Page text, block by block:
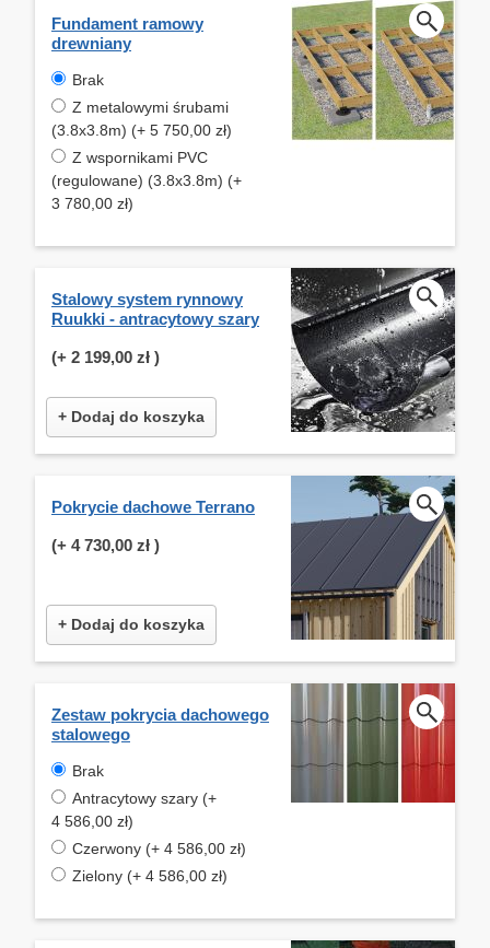
Fundament ramowy
drewniany
Brak
Z metalowymi śrubami
(3.8x3.8m) (+ 5 750,00 zł)
Z wspornikami PVC
(regulowane) (3.8x3.8m) (+
3 780,00 zł)
Stalowy system rynnowy
Ruukki - antracytowy szary
(+ 2 199,00 zł )
+ Dodaj do koszyka
Pokrycie dachowe Terrano
(+ 4 730,00 zł )
+ Dodaj do koszyka
Zestaw pokrycia dachowego
stalowego
Brak
Antracytowy szary (+
4 586,00 zł)
Czerwony (+ 4 586,00 zł)
Zielony (+ 4 586,00 zł)